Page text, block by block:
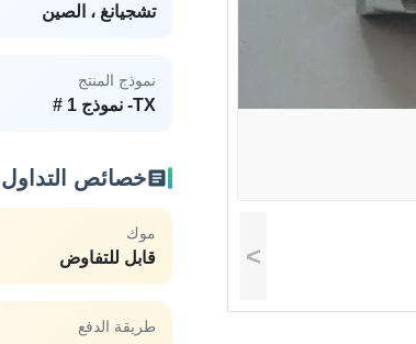
>
تشجيانغ ، الصين
نموذج المنتج
TX- نموذج 1 #
خصائص التداول
موك
قابل للتفاوض
طريقة الدفع